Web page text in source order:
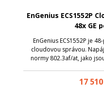
EnGenius ECS1552P
48x GE
EnGenius ECS1552P je
cloudovou správou.
normy 802.3af/at, jako
17 510